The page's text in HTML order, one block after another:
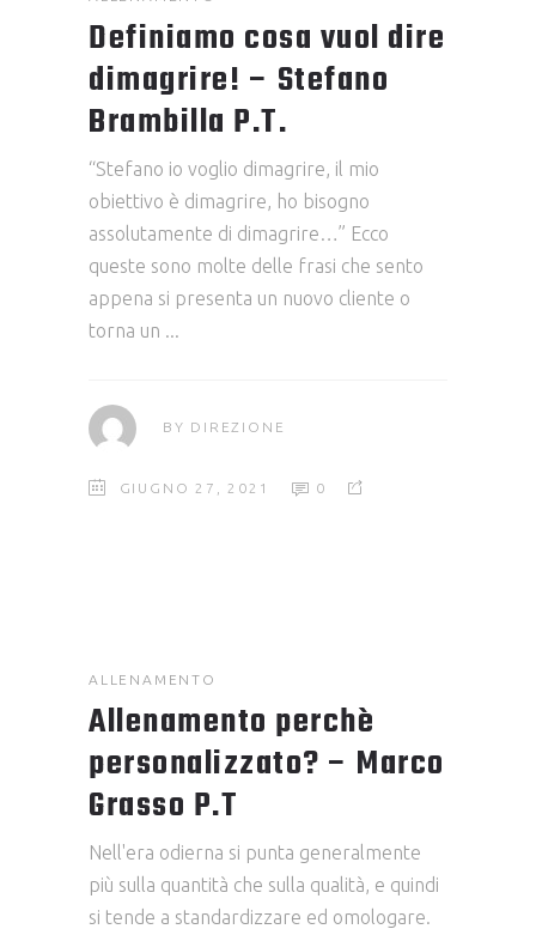
Definiamo cosa vuol dire
dimagrire! – Stefano
Brambilla P.T.
“Stefano io voglio dimagrire, il mio
obiettivo è dimagrire, ho bisogno
assolutamente di dimagrire…” Ecco
queste sono molte delle frasi che sento
appena si presenta un nuovo cliente o
torna un
BY DIREZIONE
GIUGNO 27, 2021 0
ALLENAMENTO
Allenamento perchè
personalizzato? – Marco
Grasso P.T
Nell'era odierna si punta generalmente
più sulla quantità che sulla qualità, e quindi
si tende a standardizzare ed omologare.